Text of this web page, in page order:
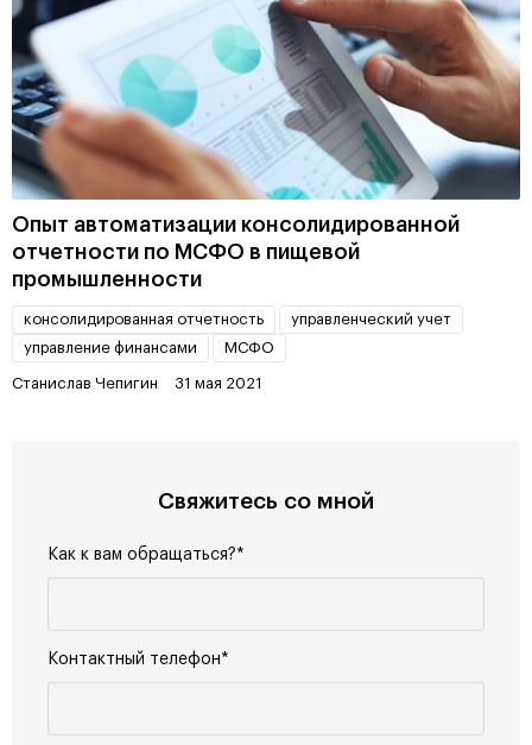
Опыт автоматизации консолидированной
отчетности по МСФО в пищевой
промышленности
консолидированная отчетность
управленческий учет
управление финансами
МСФО
Станислав Чепигин 31 мая 2021
Свяжитесь со мной
Как к вам обращаться?*
Контактный телефон*